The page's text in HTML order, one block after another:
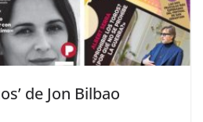
de Jon Bilbao